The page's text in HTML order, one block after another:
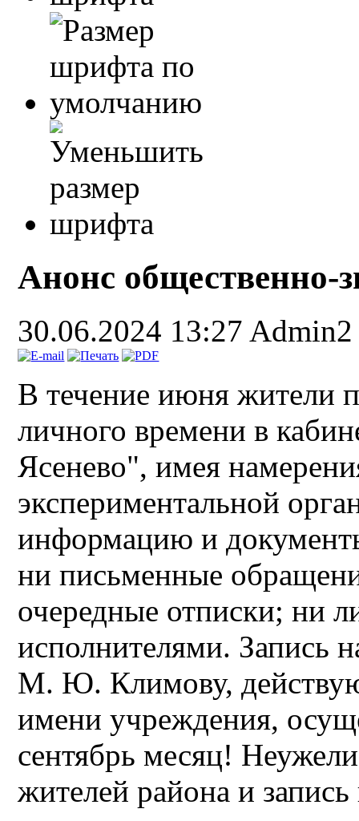
Анонс общественно-
30.06.2024 13:27 Admin2
В течение июня жители
личного времени в
Ясенево", имея
экспериментальной
информацию и
ни письменные
очередные отписки; ни
исполнителями. Запись
М. Ю. Климову,
имени учреждения,
сентябрь месяц!
жителей района и запись